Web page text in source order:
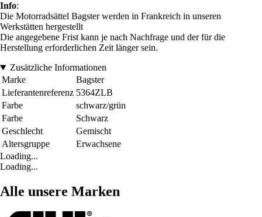
Info:
Die Motorradsättel Bagster werden in Frankreich in unseren
Werkstätten hergestellt
Die angegebene Frist kann je nach Nachfrage und der für die
Herstellung erforderlichen Zeit länger sein.
Zusätzliche Informationen
Marke
Bagster
Lieferantenreferenz 5364ZLB
Farbe
schwarz/grün
Farbe
Schwarz
Geschlecht
Gemischt
Altersgruppe
Erwachsene
Loading...
Loading...
Alle unsere Marken